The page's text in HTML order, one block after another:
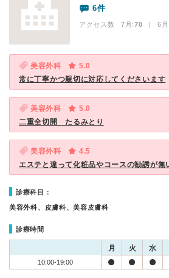
6件
アクセス数 7月:70 | 6月
美容外科
5.0
常に丁寧かつ親切に対応してくださいます
美容外科
5.0
二重全切開 たるみとり
美容外科
4.5
エステと違って化粧品やコースの勧誘が無
診療科目：
美容外科、皮膚科、美容皮膚科
診療時間
月 火 水
10:00-19:00